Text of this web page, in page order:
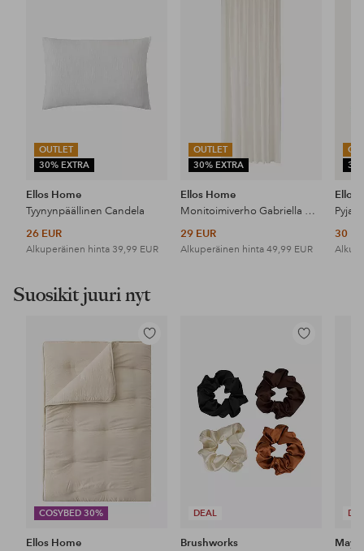
OUTLET
30% EXTRA
Ellos Home
Tyynynpäällinen Candela
26 EUR
Alkuperäinen hinta 39,99 EUR
OUTLET
30% EXTRA
Ellos Home
Monitoimiverho Gabriella Wide Erikoisleveä 1 kpl
29 EUR
Alkuperäinen hinta49,99 EUR
Ellos
30
Suosikit juuri nyt
COSYBED 30%
Lisää
Ellos Home
DEAL
Lisää
Brushworks